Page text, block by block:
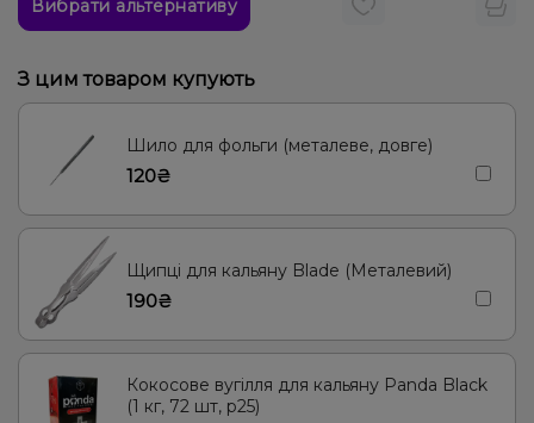
Лайм, Чай Пиріг/Кондитерка, Шоколад
Вишня/Черешня, Цукерки Лічі, Манго, Маракуя
Грейпфрут, Полуниця, Малина Шавлія Лимон
Жуйка (фруктова), Мультифрукт
Марула Лимон, М'ята, Морозиво
Вибрати альтернативу
З цим товаром купують
Шило для фольги (металеве, довге)
120₴
Щипці для кальяну Blade (Металевий)
190₴
Кокосове вугілля для кальяну Panda Black
(1 кг, 72 шт, р25)